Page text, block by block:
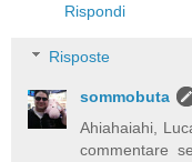
Rispondi
Risposte
sommobuta
Ahiahaiahi,
commentare